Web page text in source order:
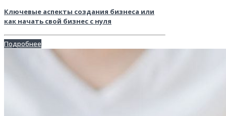
Ключевые аспекты создания бизнеса или
как начать свой бизнес с нуля
Подробнее